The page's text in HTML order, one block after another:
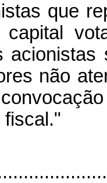
que
capital
não
fiscal."